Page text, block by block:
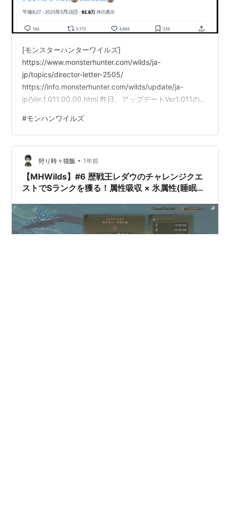
[モンスターハンターワイルズ]
https://www.monsterhunter.com/wilds/ja-
jp/topics/director-letter-2505/
https://info.monsterhunter.com/wilds/update/ja-
jp/Ver.1.011.00.00.html 昨日、アップデートVer1.011の配
ると１：ストリートファイター６コラボの開催 ２：☆８
モンスターの追加 ３：ハンマー・狩猟笛・ガンランス・
ライトボウガン・ヘヴィボウガンの調整 ４：ユーザビリ
ティの向上詳しい内容は、公式のアプデ内容…
#モンハンワイルズ
狩り時々猫飯 • 1年前
【MHWilds】#6 歴戦王レダウのチャレンジクエ
ストでSランクを獲る！属性吸収 × 氷属性(睡眠属